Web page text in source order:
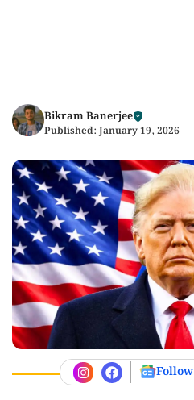
Bikram Banerjee
Published: January 19, 2026
Follow